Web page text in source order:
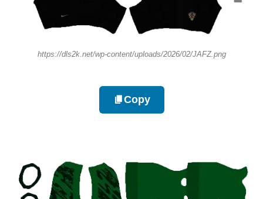
https://dls2k.net/wp-content/uploads/2026/02/JAFZ.png
Copy